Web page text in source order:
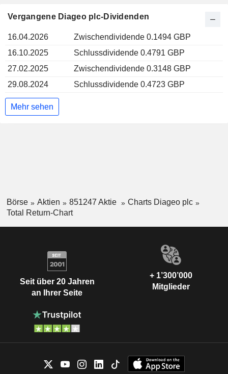
Vergangene Diageo plc-Dividenden
16.04.2026
Zwischendividende 0.1494 GBP
16.10.2025
Schlussdividende 0.4791 GBP
27.02.2025
Zwischendividende 0.3148 GBP
29.08.2024
Schlussdividende 0.4723 GBP
Mehr sehen
Börse Aktien 851247 Aktie
Charts Diageo plc
Total Return-Chart
Seit über 20 Jahren
an Ihrer Seite
+ 1’300’000
Mitglieder